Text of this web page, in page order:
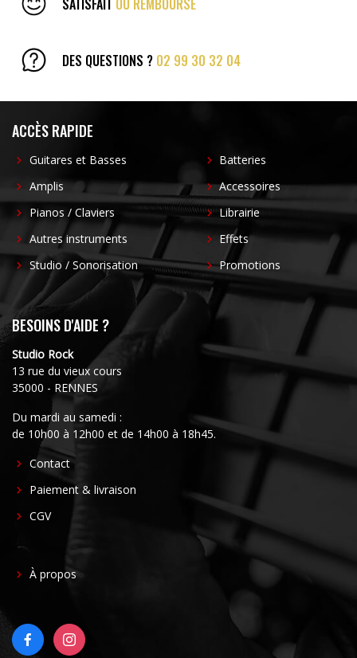
DES QUESTIONS ? 02 99 30 32 04
ACCÈS RAPIDE
Guitares et Basses
Amplis
Pianos / Claviers
Autres instruments
Studio / Sonorisation
Batteries
Accessoires
Librairie
Effets
Promotions
BESOINS D'AIDE ?
Studio Rock
13 rue du vieux cours
35000 - RENNES
Du mardi au samedi :
de 10h00 à 12h00 et de 14h00 à 18h45.
FOOTER
CENTER
Contact
Paiement & livraison
CGV
FOOTER
À propos
FACEBOOKINSTAGRAM